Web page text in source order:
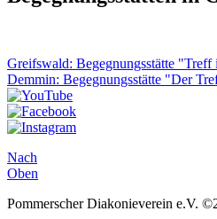
Greifswald: Begegnungsstätte "Treff
Demmin: Begegnungsstätte "Der
Nach
Oben
Pommerscher Diakonieverein e.V.